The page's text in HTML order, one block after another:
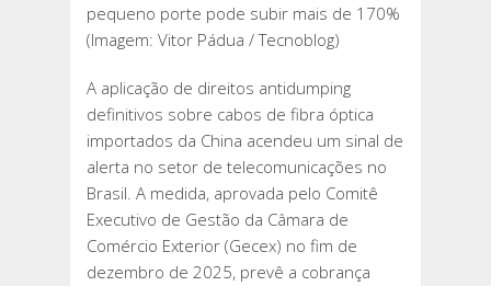
ÓPTICA
VINDA
DA
CHINA
pequeno porte pode subir mais de 170%
(Imagem: Vitor Pádua / Tecnoblog)
A aplicação de direitos antidumping
definitivos sobre cabos de fibra óptica
importados da China acendeu um sinal de
alerta no setor de telecomunicações no
Brasil. A medida, aprovada pelo Comitê
Executivo de Gestão da Câmara de
Comércio Exterior (Gecex) no fim de
dezembro de 2025, prevê a cobrança